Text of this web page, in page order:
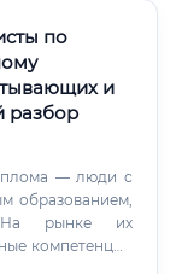
по
и
разбор
— люди с
образованием,
На рынке их
компетенции